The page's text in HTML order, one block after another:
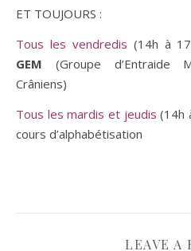
ET TOUJOURS :
Tous les vendredis (14h à
GEM (Groupe d’Entraide
Crâniens)
Tous les mardis et jeudis (14h
cours d’alphabétisation
LEAVE A